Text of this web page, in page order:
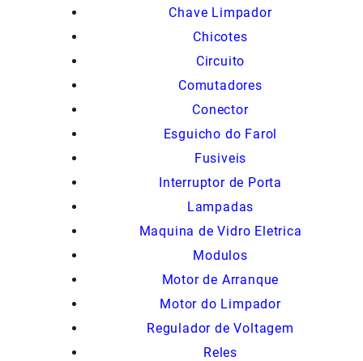
Chave Limpador
Chicotes
Circuito
Comutadores
Conector
Esguicho do Farol
Fusiveis
Interruptor de Porta
Lampadas
Maquina de Vidro Eletrica
Modulos
Motor de Arranque
Motor do Limpador
Regulador de Voltagem
Reles